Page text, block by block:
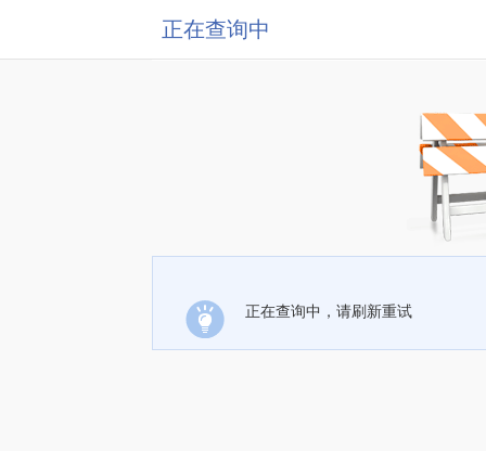
正在查询中
正在查询中，请刷新重试